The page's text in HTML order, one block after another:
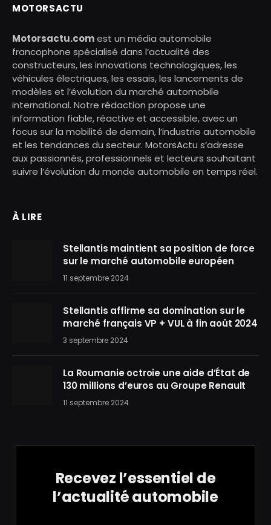
MOTORSACTU
Motorsactu.comest un média automobile
francophone spécialisé dans l’actualité des
constructeurs, les innovations technologiques, les
véhicules électriques, les essais, les lancements de
modèles et l’évolution du marché automobile
international. Notre rédaction propose une
information fiable, réactive et accessible, avec un
focus sur la mobilité de demain, l’industrie automobile
et les tendances du secteur. MotorsActu s’adresse
aux passionnés, professionnels et lecteurs souhaitant
suivre l’évolution du monde automobile en temps réel.
À LIRE
Stellantis maintient sa position de force
sur le marché automobile européen
11 septembre 2024
Stellantis affirme sa domination sur le
marché français VP + VUL à fin août 2024
3 septembre 2024
La Roumanie octroie une aide d’État de
130 millions d’euros au Groupe Renault
11 septembre 2024
Recevez l’essentiel de
l’actualité automobile